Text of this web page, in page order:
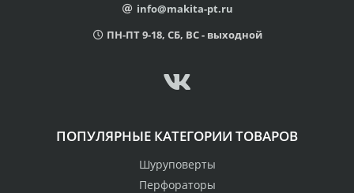
info@makita-pt.ru
ПН-ПТ 9-18, СБ, ВС - выходной
ПОПУЛЯРНЫЕ КАТЕГОРИИ ТОВАРОВ
Шуруповерты
Перфораторы